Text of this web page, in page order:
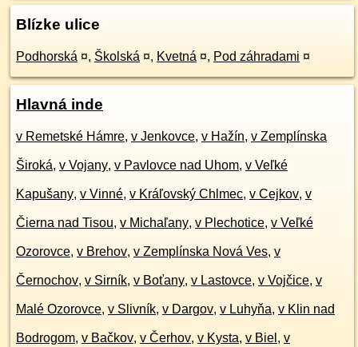
Blízke ulice
Podhorská ¤, Školská ¤, Kvetná ¤, Pod záhradami ¤
Hlavná inde
v Remetské Hámre, v Jenkovce, v Hažín, v Zemplínska
Široká, v Vojany, v Pavlovce nad Uhom, v Veľké
Kapušany, v Vinné, v Kráľovský Chlmec, v Cejkov, v
Čierna nad Tisou, v Michaľany, v Plechotice, v Veľké
Ozorovce, v Brehov, v Zemplínska Nová Ves, v
Černochov, v Sirník, v Boťany, v Lastovce, v Vojčice, v
Malé Ozorovce, v Slivník, v Dargov, v Luhyňa, v Klin nad
Bodrogom, v Bačkov, v Čerhov, v Kysta, v Biel , v